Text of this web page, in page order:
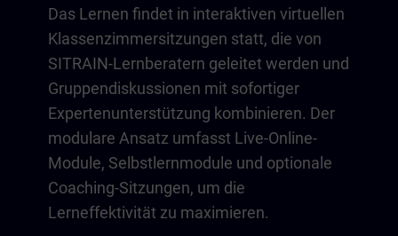
Das Lernen findet in interaktiven virtuellen
Klassenzimmersitzungen statt, die von
SITRAIN-Lernberatern geleitet werden und
Gruppendiskussionen mit sofortiger
Expertenunterstützung kombinieren. Der
modulare Ansatz umfasst Live-Online-
Module, Selbstlernmodule und optionale
Coaching-Sitzungen, um die
Lerneffektivität zu maximieren.